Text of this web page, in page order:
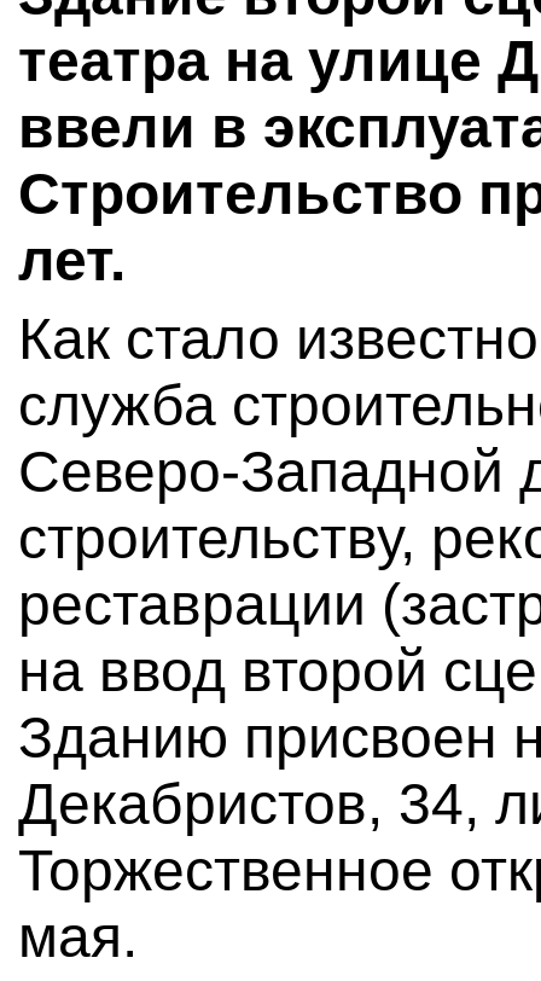
театра на улице
ввели в
Строительство
лет.
Как стало
служба
Северо-Западной
строительству,
реставрации
на ввод второй
Зданию присвоен
Декабристов, 34,
Торжественное
мая.